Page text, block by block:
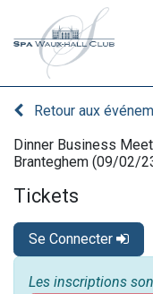
Retour aux
Dinner Business
Branteghem (09/02/
Tickets
Se Connecter
Les inscriptions